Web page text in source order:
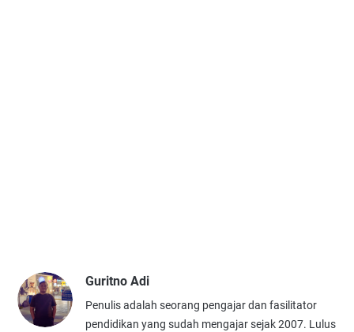
Guritno Adi
Penulis adalah seorang pengajar dan fasilitator
pendidikan yang sudah mengajar sejak 2007. Lulus